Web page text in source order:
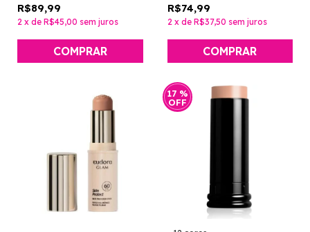
R$89,99
2 x de R$45,00 sem juros
COMPRAR
R$74,99
2 x de R$37,50 sem juros
COMPRAR
17 %
OFF